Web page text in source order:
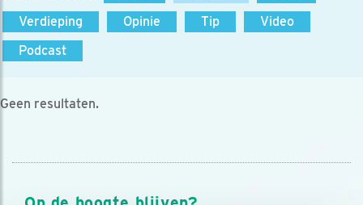
Verdieping
Opinie Tip
Video
Podcast
Geen resultaten.